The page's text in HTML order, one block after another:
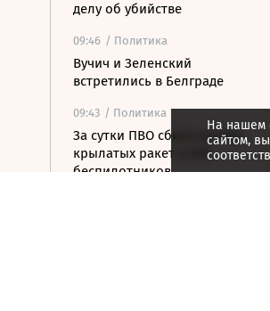
делу об убийстве
09:46 / Политика
Вучич и Зеленский
встретились в Белграде
09:43 / Политика
За сутки ПВО сбила восемь
крылатых ракет и 828
беспилотников
На нашем
сайтом,